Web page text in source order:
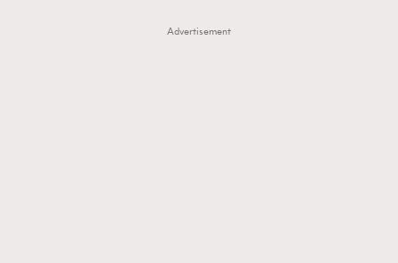
Advertisement